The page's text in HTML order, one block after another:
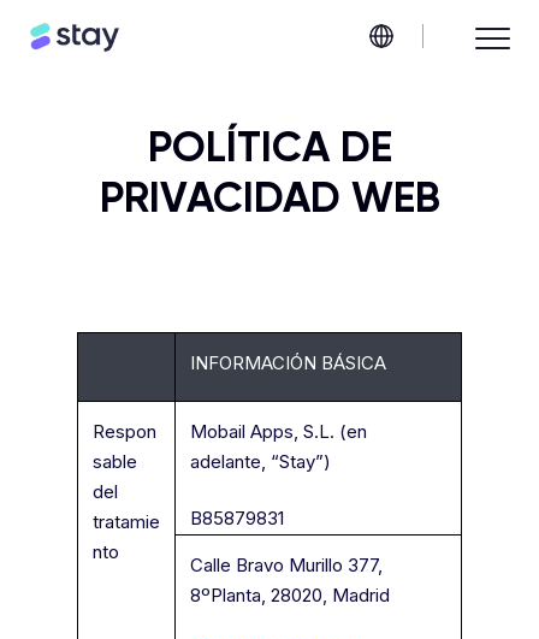
POLÍTICA DE
PRIVACIDAD WEB
INFORMACIÓN BÁSICA
Respon
sable
del
tratamie
nto
Mobail Apps, S.L. (en
adelante, “Stay”)
B85879831
Calle Bravo Murillo 377,
8ºPlanta, 28020, Madrid